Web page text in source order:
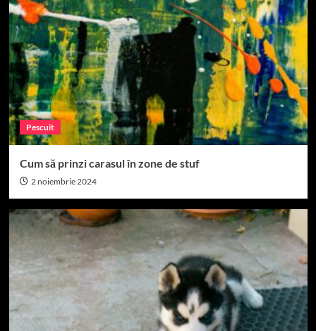
Pescuit
Cum să prinzi carasul în zone de stuf
2 noiembrie 2024